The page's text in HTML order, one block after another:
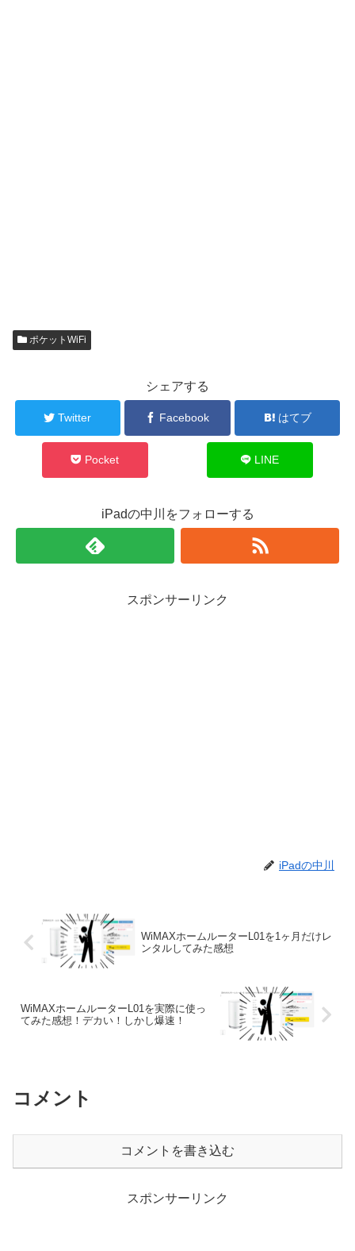
ポケットWiFi
シェアする
Twitter Facebook はてブ
Pocket LINE
iPadの中川をフォローする
スポンサーリンク
iPadの中川
WiMAXホームルーターL01を1ヶ月だけレ
ンタルしてみた感想
WiMAXホームルーターL01を実際に使っ
てみた感想！デカい！しかし爆速！
コメント
コメントを書き込む
スポンサーリンク